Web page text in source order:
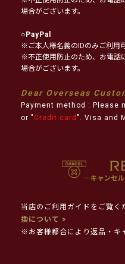
場合がございます。
○PayPal
※ご本人様名義のIDのみご利用
※不正使用防止のため、お電話
場合がございます。
Dear Overseas
Payment method : Please
or " Credit card ". Visa and
当店のご利用ガイドをご覧
換について >
※お客様都合により返品・キ